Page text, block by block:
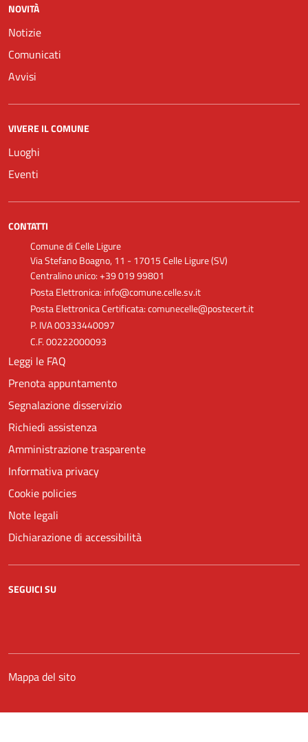
NOVITÀ
Notizie
Comunicati
Avvisi
VIVERE IL COMUNE
Luoghi
Eventi
CONTATTI
Comune di Celle Ligure
Via Stefano Boagno, 11 - 17015 Celle Ligure (SV)
Centralino unico: +39 019 99801
Posta Elettronica: info@comune.celle.sv.it
Posta Elettronica Certificata: comunecelle@postecert.it
P. IVA 00333440097
C.F. 00222000093
Leggi le FAQ
Prenota appuntamento
Segnalazione disservizio
Richiedi assistenza
Amministrazione trasparente
Informativa privacy
Cookie policies
Note legali
Dichiarazione di accessibilità
SEGUICI SU
Mappa del sito